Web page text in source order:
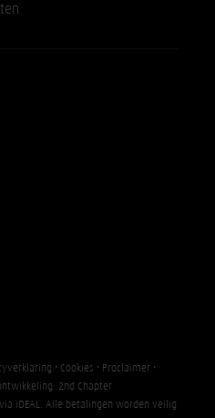
• Cookies • Proclaimer •
2nd Chapter
iDEAL. Alle betalingen worden veilig